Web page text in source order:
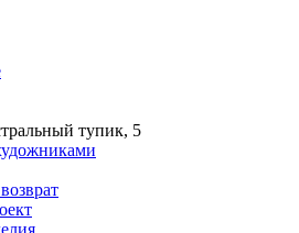
тупик, 5